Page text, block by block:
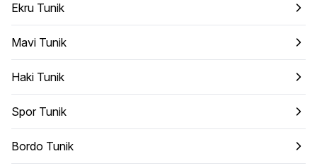
Ekru Tunik
Mavi Tunik
Haki Tunik
Spor Tunik
Bordo Tunik